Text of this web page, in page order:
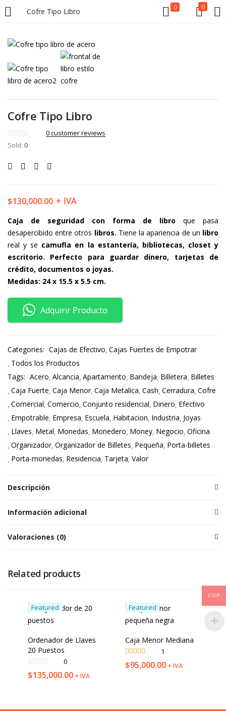
Cofre Tipo Libro 0 0
LOGIN
Enter your username and password to login.
Remember me
Cofre Tipo Libro
0customer reviews
Sold: 0
$130,000.00 + IVA
Caja de seguridad con forma de libro que pasa
desapercibido entre otros libros. Tiene la apariencia de un libro
real y se camufla en la estantería, bibliotecas, closet y
escritorio. Perfecto para guardar dinero, tarjetas de
crédito, documentos o joyas.
Medidas: 24 x 15.5 x 5.5 cm.
Adquirir Producto
Categories: Cajas de Efectivo Cajas Fuertes de Empotrar
Todos los Productos
Tags: Acero Alcancia Apartamento Bandeja Billetera Billetes
Caja Fuerte Caja Menor Caja Metalica Cash Cerradura Cofre
Comercial Comercio Conjunto residencial Dinero Efectivo
Empotrable Empresa Escuela Habitacion Industria Joyas
Llaves Metal Monedas Monedero Money Negocio Oficina
Organizador Organizador de Billetes Pequeña Porta-billetes
Porta-monedas Residencia Tarjeta Valor
Descripción
Información adicional
Valoraciones (0)
Related products
Featured
Ordenador de Llaves
20 Puestos
0
$135,000.00 + IVA
Featured
Caja Menor Mediana
Valorado en
5.00de 5
1
$95,000.00 + IVA
COP